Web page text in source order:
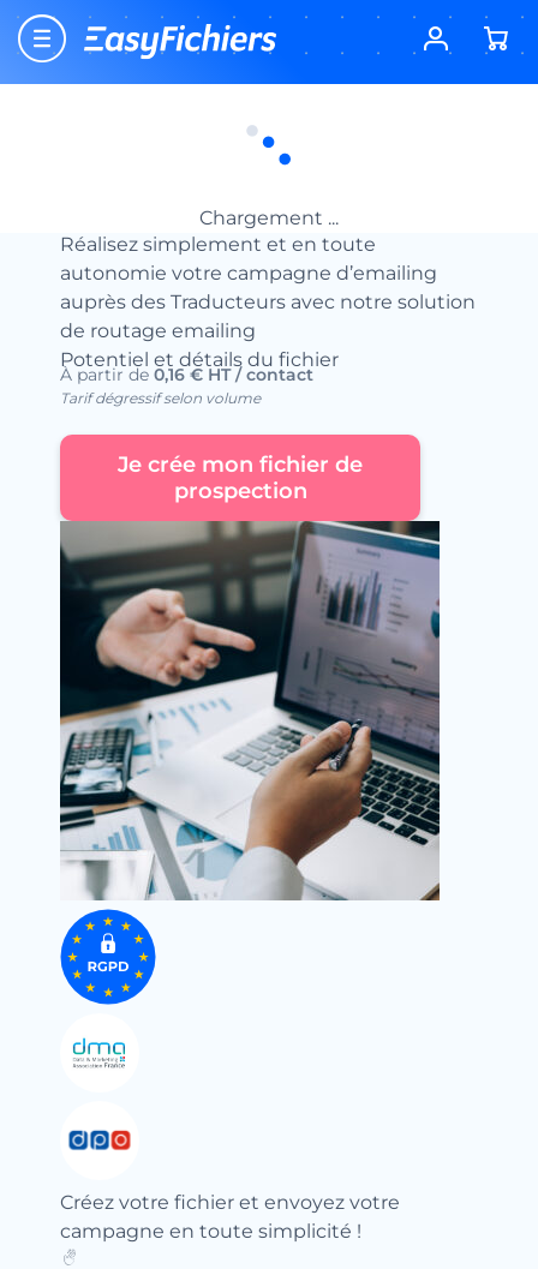
Chargement ...
Accueil
Location fichier email btob
Fichier Email des Traducteurs
Location fichiers emails
Réalisez simplement et en toute
autonomie votre campagne d’emailing
auprès des Traducteurs avec notre solution
de routage emailing
Potentiel et détails du fichier
À partir de 0,16 € HT / contact
Tarif dégressif selon volume
Je crée mon fichier de
prospection
Créez votre fichier et envoyez votre
campagne en toute simplicité !